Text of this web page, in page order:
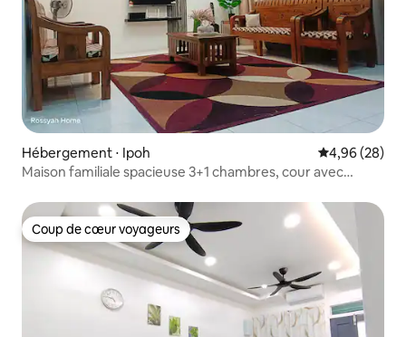
Hébergement ⋅ Ipoh Évaluation
4,96 (28)
Maison familiale spacieuse 3+1 chambres, cour avec
Coup de cœur voyageurs
Coup de cœur voyageurs